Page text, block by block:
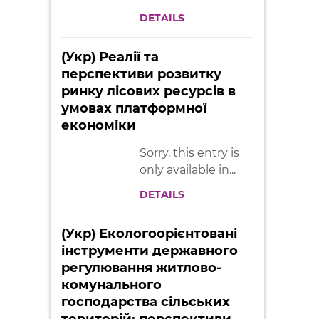
DETAILS
(Укр) Реалії та
перспективи розвитку
ринку лісових ресурсів в
умовах платформної
економіки
Sorry, this entry is
only available in...
DETAILS
(Укр) Екологоорієнтовані
інструменти державного
регулювання житлово-
комунального
господарства сільських